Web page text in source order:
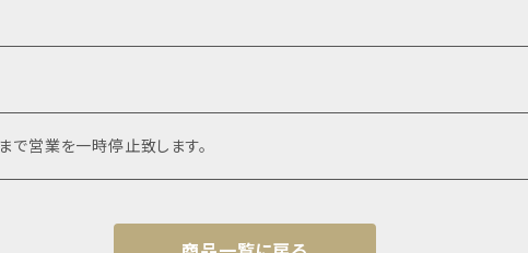
営業を一時停止致します。